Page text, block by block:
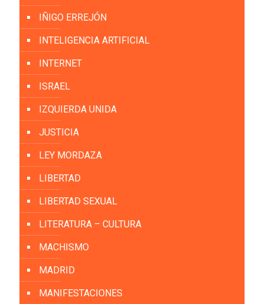
IÑIGO ERREJÓN
INTELIGENCIA ARTIFICIAL
INTERNET
ISRAEL
IZQUIERDA UNIDA
JUSTICIA
LEY MORDAZA
LIBERTAD
LIBERTAD SEXUAL
LITERATURA – CULTURA
MACHISMO
MADRID
MANIFESTACIONES